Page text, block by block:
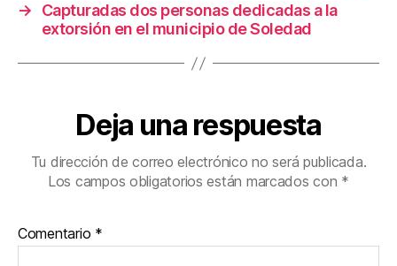
→
Capturadas dos personas dedicadas a la
extorsión en el municipio de Soledad
Deja una respuesta
Tu dirección de correo electrónico no será publicada.
Los campos obligatorios están marcados con *
Comentario *